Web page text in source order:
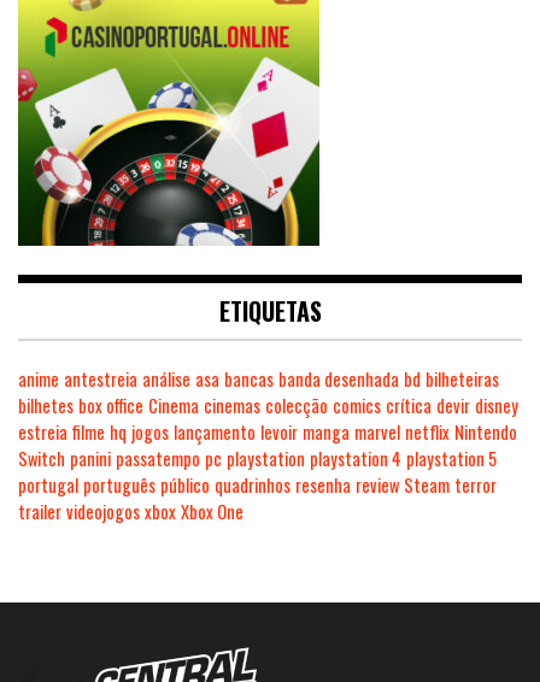
ETIQUETAS
anime antestreia análise asa bancas banda desenhada bd bilheteiras
bilhetes box office Cinema cinemas colecção comics crítica devir disney
estreia filme hq jogos lançamento levoir manga marvel netflix Nintendo
Switch panini passatempo pc playstation playstation 4 playstation 5
portugal português público quadrinhos resenha review Steam terror
trailervideojogosxboxXbox One